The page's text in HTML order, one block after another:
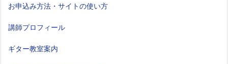
お申込み方法・サイトの使い方
講師プロフィール
ギター教室案内